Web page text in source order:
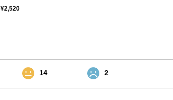
¥2,520
14 2